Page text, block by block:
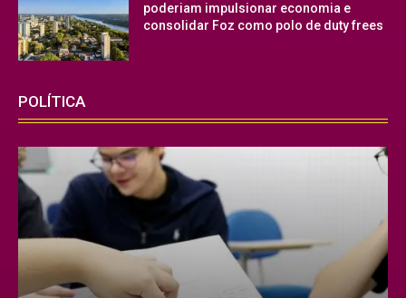
poderiam impulsionar economia e
consolidar Foz como polo de duty frees
POLÍTICA